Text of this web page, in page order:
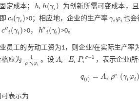
定成本； bi h(γi
bi h(γi ）为创新所需可变成本，
ci (γi )
ci(γi) >0；相应地，企业的生产率 γi φi
γiφi 也会
c′′
i (γi )
c"i( γi) >0， h′′
i (γi )
h" ( γi) >0。
员工的劳动工资为1，则企业i在实际生产率
应为 1
ρ γiφi
1ρ γiφ i。设 Ai
Ai = Ei
Ei Pi
σ−1
Piσ- ，表示企业i所
q(i) = Ai ρσ (γi φi )
q(i)= Ai ρσ γiφ )σ
表示为